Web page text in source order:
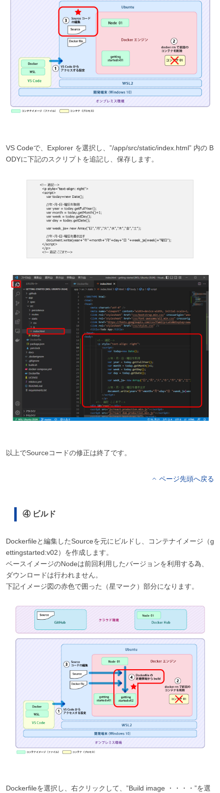
VS Codeで、Explorer を選択し、”/app/src/static/index.html” 内の B
ODYに下記のスクリプトを追記し、保存します。
以上でSourceコードの修正は終了です。
ページ先頭へ戻る
④ ビルド
Dockerfileと編集したSourceを元にビルドし、コンテナイメージ（g
ettingstarted:v02）を作成します。
ベースイメージのNodeは前回利用したバージョンを利用する為、
ダウンロードは行われません。
下記イメージ図の赤色で囲った（星マーク）部分になります。
Dockerfileを選択し、右クリックして、”Build image ・・・・”を選